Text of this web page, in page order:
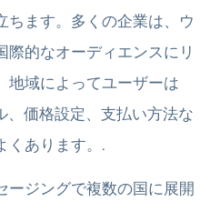
ちます。多くの企業は、ウ
際的なオーディエンスにリ
地域によってユーザーは
、価格設定、支払い方法な
くあります。.
ージングで複数の国に展開